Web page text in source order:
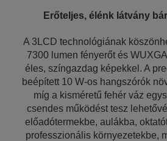
Erőteljes, élénk látvány
A 3LCD technológiának
7300 lumen fényerőt és
éles, színgazdag képekkel. A
beépített 10 W-os hangszórók
míg a kisméretű fehér váz
csendes működést tesz
előadótermekbe, aulákba,
professzionális környezetekbe,